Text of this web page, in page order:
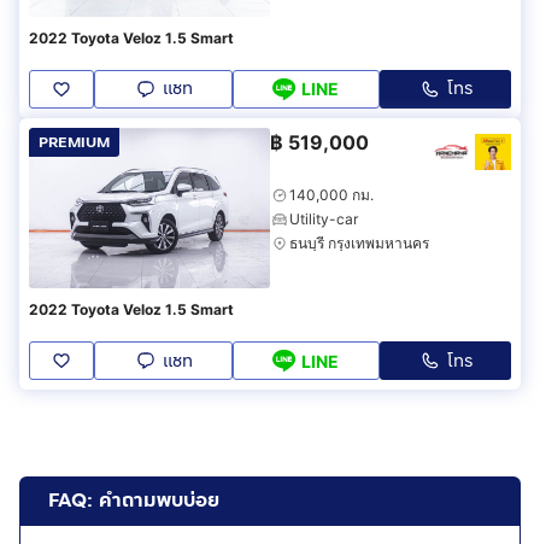
2022 Toyota Veloz 1.5 Smart
แชท LINE โทร
PREMIUM ฿ 519,000
140,000 กม.
Utility-car
ธนบุรี กรุงเทพมหานคร
2022 Toyota Veloz 1.5 Smart
แชท LINE โทร
FAQ: คำถามพบบ่อย